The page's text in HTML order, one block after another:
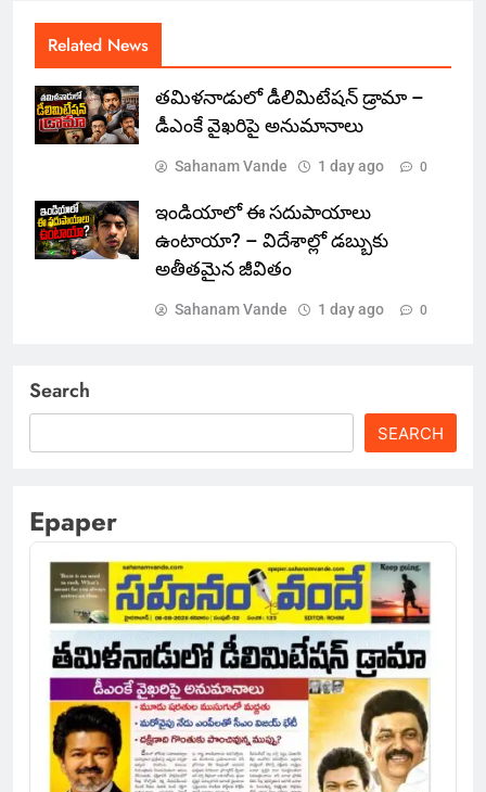
Related News
తమిళనాడులో డీలిమిటేషన్ డ్రామా –
డీఎంకే వైఖరిపై అనుమానాలు
Sahanam Vande 1 day ago 0
ఇండియాలో‌ ఈ సదుపాయాలు
ఉంటాయా? – విదేశాల్లో డబ్బుకు
అతీతమైన జీవితం
Sahanam Vande 1 day ago 0
Search
SEARCH
Epaper